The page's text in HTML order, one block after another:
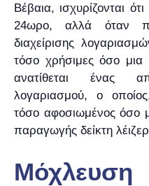
Βέβαια, ισχυρίζονται
24ωρο, αλλά όταν
διαχείρισης
τόσο χρήσιμες όσο μια
ανατίθεται ένας
λογαριασμού, ο
τόσο αφοσιωμένος όσο
παραγωγής δείκτη
Μόχλευση